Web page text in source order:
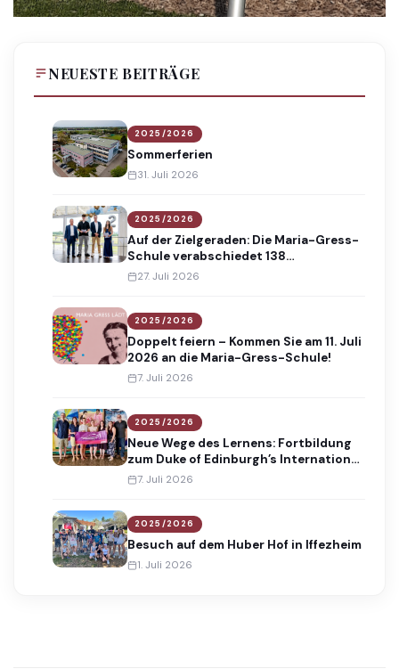
NEUESTE BEITRÄGE
2025/2026
Sommerferien
31. Juli 2026
2025/2026
Auf der Zielgeraden: Die Maria-Gress-
Schule verabschiedet 138
Absolventinnen und Absolventen
27. Juli 2026
2025/2026
Doppelt feiern – Kommen Sie am 11. Juli
2026 an die Maria-Gress-Schule!
7. Juli 2026
2025/2026
Neue Wege des Lernens: Fortbildung
zum Duke of Edinburgh’s International
Award
7. Juli 2026
2025/2026
Besuch auf dem Huber Hof in Iffezheim
1. Juli 2026